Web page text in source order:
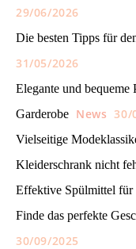
29/06/2026
Die besten Tipps für
31/05/2026
Elegante und
Garderobe News 30/
Vielseitige
Kleiderschrank nicht
Effektive Spülmittel für
Finde das perfekte
30/09/2025